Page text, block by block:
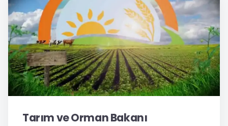
Tarım ve Orman Bakanı